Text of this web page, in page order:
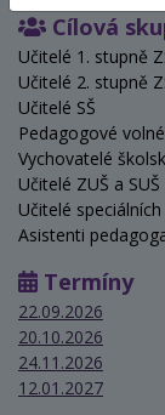
Cílová
Učitelé 1. stupně
Učitelé 2. stupně
Učitelé SŠ
Pedagogové
Vychovatelé
Učitelé ZUŠ a SUŠ
Učitelé
Asistenti
Termíny
22.09.2026
20.10.2026
24.11.2026
12.01.2027